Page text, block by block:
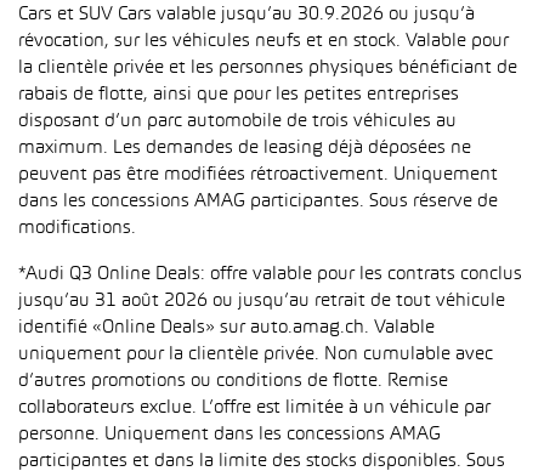
Cars et SUV Cars valable jusqu’au 30.9.2026 ou jusqu’à
révocation, sur les véhicules neufs et en stock. Valable pour
la clientèle privée et les personnes physiques bénéficiant de
rabais de flotte, ainsi que pour les petites entreprises
disposant d’un parc automobile de trois véhicules au
maximum. Les demandes de leasing déjà déposées ne
peuvent pas être modifiées rétroactivement. Uniquement
dans les concessions AMAG participantes. Sous réserve de
modifications.
*Audi Q3 Online Deals: offre valable pour les contrats conclus
jusqu’au 31 août 2026 ou jusqu’au retrait de tout véhicule
identifié «Online Deals» sur auto.amag.ch. Valable
uniquement pour la clientèle privée. Non cumulable avec
d’autres promotions ou conditions de flotte. Remise
collaborateurs exclue. L’offre est limitée à un véhicule par
personne. Uniquement dans les concessions AMAG
participantes et dans la limite des stocks disponibles. Sous